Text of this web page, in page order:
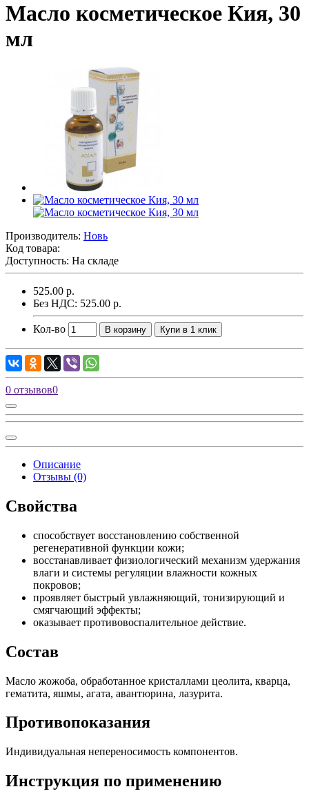
Масло косметическое Кия, 30
мл
Производитель: Новь
Код товара:
Доступность: На складе
525.00 р.
Без НДС: 525.00 р.
Кол-во В корзину Купи в 1 клик
0 отзывов0
Описание
Отзывы (0)
Свойства
способствует восстановлению собственной
регенеративной функции кожи;
восстанавливает физиологический механизм удержания
влаги и системы регуляции влажности кожных
покровов;
проявляет быстрый увлажняющий, тонизирующий и
смягчающий эффекты;
оказывает противовоспалительное действие.
Состав
Масло жожоба, обработанное кристаллами цеолита, кварца,
гематита, яшмы, агата, авантюрина, лазурита.
Противопоказания
Индивидуальная непереносимость компонентов.
Инструкция по применению